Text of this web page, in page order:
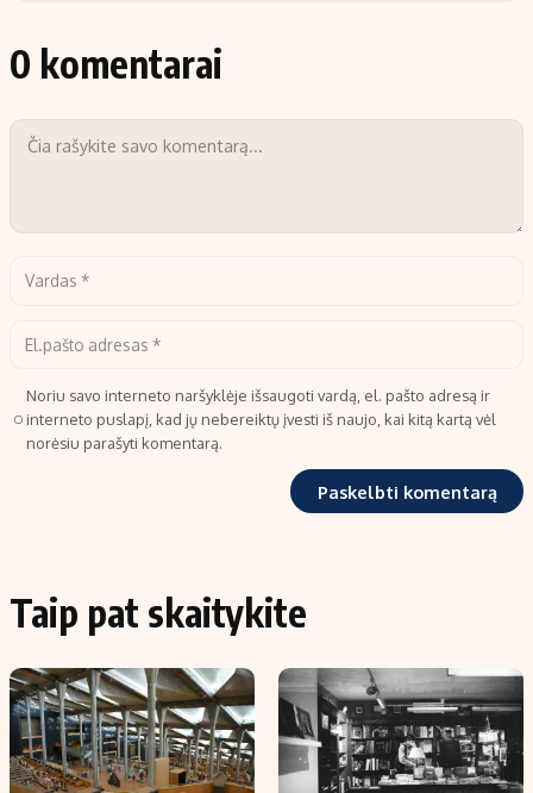
0 komentarai
Noriu savo interneto naršyklėje išsaugoti vardą, el. pašto adresą ir
interneto puslapį, kad jų nebereiktų įvesti iš naujo, kai kitą kartą vėl
norėsiu parašyti komentarą.
Taip pat skaitykite